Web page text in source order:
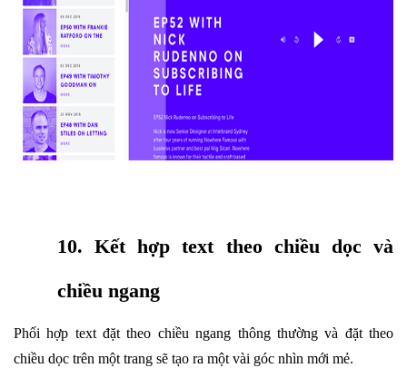
10. Kết hợp text theo chiều dọc và
chiều ngang
Phối hợp text đặt theo chiều ngang thông thường và đặt theo
chiều dọc trên một trang sẽ tạo ra một vài góc nhìn mới mẻ.